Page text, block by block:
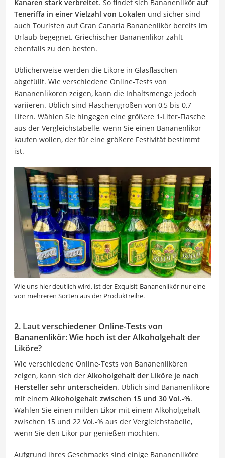
Kanaren stark verbreitet. So findet sich Bananenlikör auf
Teneriffa in einer Vielzahl von Lokalen und sicher sind
auch Touristen auf Gran Canaria Bananenlikör bereits im
Urlaub begegnet. Griechischer Bananenlikör zählt
ebenfalls zu den besten.
Üblicherweise werden die Liköre in Glasflaschen
abgefüllt. Wie verschiedene Online-Tests von
Bananenlikören zeigen, kann die Inhaltsmenge jedoch
variieren. Üblich sind Flaschengrößen von 0,5 bis 0,7
Litern. Wählen Sie hingegen eine größere 1-Liter-Flasche
aus der Vergleichstabelle, wenn Sie einen Bananenlikör
kaufen wollen, der für eine größere Festivität bestimmt
ist.
Wie uns hier deutlich wird, ist der Exquisit-Bananenlikör nur eine
von mehreren Sorten aus der Produktreihe.
2. Laut verschiedener Online-Tests von
Bananenlikör: Wie hoch ist der Alkoholgehalt der
Liköre?
Wie verschiedene Online-Tests von Bananenlikören
zeigen, kann sich der Alkoholgehalt der Liköre je nach
Hersteller sehr unterscheiden. Üblich sind Bananenliköre
mit einem Alkoholgehalt zwischen 15 und 30 Vol.-%.
Wählen Sie einen milden Likör mit einem Alkoholgehalt
zwischen 15 und 22 Vol.-% aus der Vergleichstabelle,
wenn Sie den Likör pur genießen möchten.
Aufgrund ihres Geschmacks sind einige Bananenliköre